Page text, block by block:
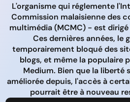
L'organisme qui réglemente
Commission malaisienne des
multimédia (MCMC) - est
Ces dernières années, le
temporairement bloqué des
blogs, et même la populaire
Medium. Bien que la liberté
améliorée depuis, l'accès à
pourrait être à nouveau